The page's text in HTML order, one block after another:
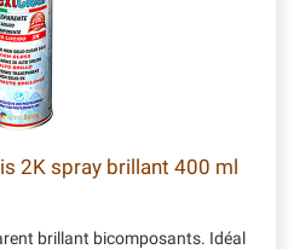
2K spray brillant 400 ml
brillant bicomposants. Idéal